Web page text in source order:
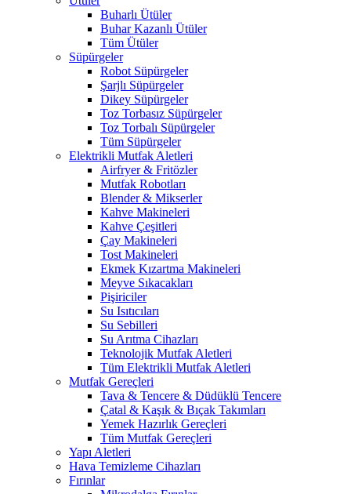
Buharlı Ütüler
Buhar Kazanlı Ütüler
Tüm Ütüler
Süpürgeler
Robot Süpürgeler
Şarjlı Süpürgeler
Dikey Süpürgeler
Toz Torbasız Süpürgeler
Toz Torbalı Süpürgeler
Tüm Süpürgeler
Elektrikli Mutfak Aletleri
Airfryer & Fritözler
Mutfak Robotları
Blender & Mikserler
Kahve Makineleri
Kahve Çeşitleri
Çay Makineleri
Tost Makineleri
Ekmek Kızartma Makineleri
Meyve Sıkacakları
Pişiriciler
Su Isıtıcıları
Su Sebilleri
Su Arıtma Cihazları
Teknolojik Mutfak Aletleri
Tüm Elektrikli Mutfak Aletleri
Mutfak Gereçleri
Tava & Tencere & Düdüklü Tencere
Çatal & Kaşık & Bıçak Takımları
Yemek Hazırlık Gereçleri
Tüm Mutfak Gereçleri
Yapı Aletleri
Hava Temizleme Cihazları
Fırınlar